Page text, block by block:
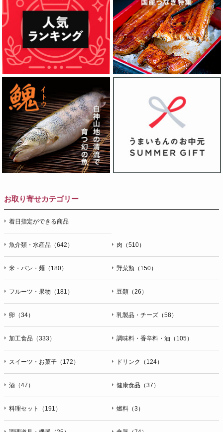
お取り寄せカテゴリー
着日指定ができる商品
魚介類・水産品（642） 肉（510）
米・パン・麺（180） 野菜類（150）
フルーツ・果物（181） 豆類（26）
卵（34） 乳製品・チーズ（58）
加工食品（333） 調味料・香辛料・油（105）
スイーツ・お菓子（172） ドリンク（124）
酒（47） 健康食品（37）
料理セット（191） 燃料（3）